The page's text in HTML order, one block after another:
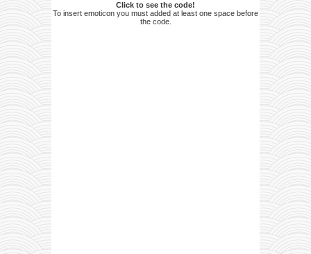
Click to see the code!
To insert emoticon you must added at least one space before
the code.